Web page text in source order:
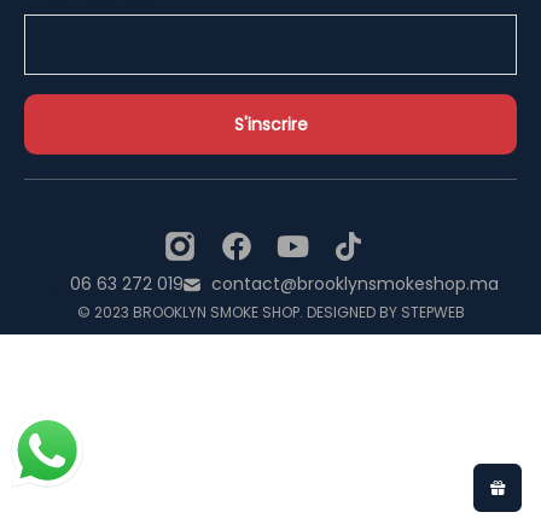
© 2023 BROOKLYN SMOKE SHOP. DESIGNED BY STEPWEB
06 63 272 019 contact@brooklynsmokeshop.ma